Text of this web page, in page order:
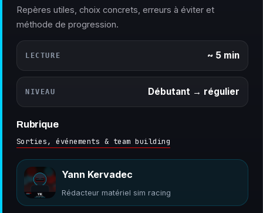
Repères utiles, choix concrets, erreurs à éviter et
méthode de progression.
LECTURE ~ 5 min
NIVEAU Débutant → régulier
Rubrique
Sorties, événements & team building
Yann Kervadec
Rédacteur matériel sim racing